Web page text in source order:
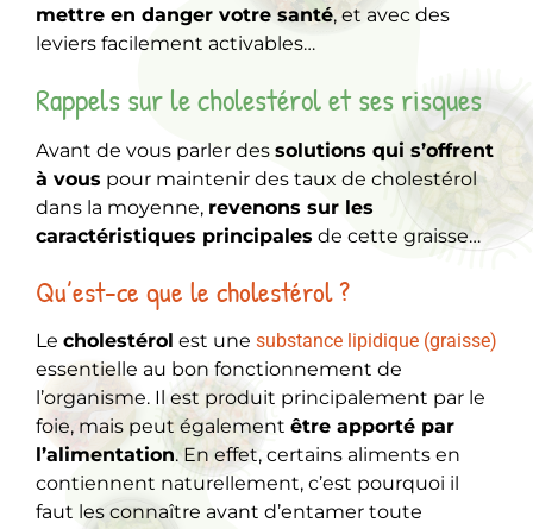
mettre en danger votre santé, et avec des
leviers facilement activables…
Rappels sur le cholestérol et ses risques
Avant de vous parler des solutions qui s’offrent
à vous pour maintenir des taux de cholestérol
dans la moyenne, revenons sur les
caractéristiques principales de cette graisse…
Qu’est-ce que le cholestérol ?
Le cholestérol est une substance lipidique (graisse)
essentielle au bon fonctionnement de
l’organisme. Il est produit principalement par le
foie, mais peut également être apporté par
l’alimentation. En effet, certains aliments en
contiennent naturellement, c’est pourquoi il
faut les connaître avant d’entamer toute